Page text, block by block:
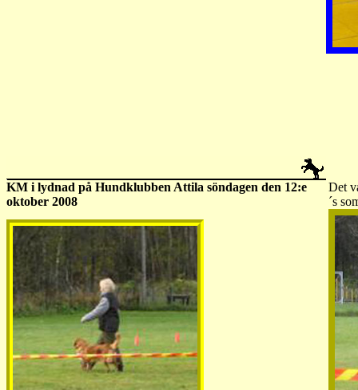
KM i lydnad på Hundklubben Attila söndagen den 12:e
oktober 2008
Det
´s